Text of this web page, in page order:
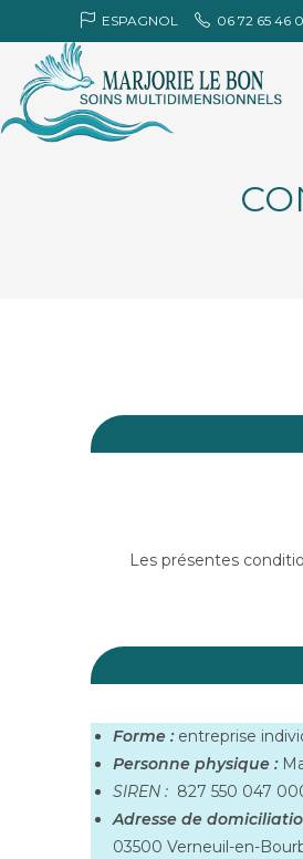
ESPAGNOL 06 72 65 46
Les présentes
Forme :entreprise
Personne physique :
SIREN : 827 550 047
Adresse de
03500 Verneuil-en-